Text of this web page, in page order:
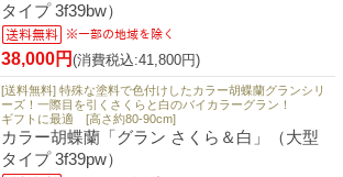
タイプ 3f39bw）
38,000円 (消費税込:41,800円)
[送料無料] 特殊な塗料で色付けしたカラー胡蝶蘭グランシリ
ーズ！一際目を引くさくらと白のバイカラーグラン！
ギフトに最適 [高さ約80-90cm]
カラー胡蝶蘭「グラン さくら＆白」（大型
タイプ 3f39pw）